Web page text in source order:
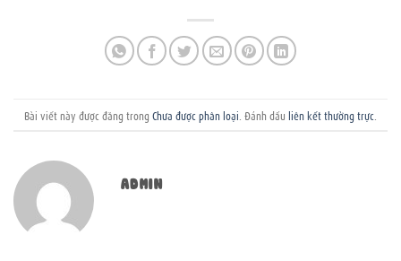
Bài viết này được đăng trong Chưa được phân loại . Đánh dấu liên kết thường trực
ADMIN